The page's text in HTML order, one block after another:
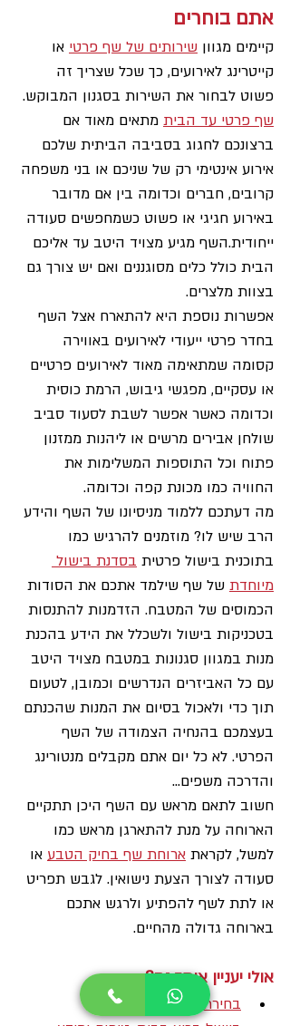
אתם בוחרים
קיימים מגוון שירותים של שף פרטי או
קייטרינג לאירועים, כך שכל שצריך זה
פשוט לבחור את השירות בסגנון המבוקש.
שף פרטי עד הבית מתאים מאוד אם
ברצונכם לחגוג בסביבה הביתית שלכם
אירוע אינטימי רק של שניכם או בני משפחה
קרובים, חברים וכדומה בין אם מדובר
באירוע חגיגי או פשוט כשמחפשים סעודה
ייחודית.השף מגיע מצויד היטב עד אליכם
הבית כולל כלים מסוגננים ואם יש צורך גם
בצוות מלצרים.
אפשרות נוספת היא להתארח אצל השף
בחדר פרטי ייעודי לאירועים באווירה
קסומה שמתאימה מאוד לאירועים פרטיים
או עסקיים, מפגשי גיבוש, הרמת כוסית
וכדומה כאשר אפשר לשבת לסעוד סביב
שולחן אבירים מרשים או ליהנות ממזנון
פתוח וכל התוספות המשלימות את
החוויה כמו מכונת קפה וכדומה.
מה דעתכם ללמוד מניסיונו של השף והידע
הרב שיש לו? מוזמנים להרגיש כמו
בתוכנית בישול פרטית בסדנת בישול
מיוחדת של שף שילמד אתכם את הסודות
הכמוסים של המטבח. הזדמנות להתנסות
בטכניקות בישול ולשכלל את הידע בהכנת
מנות במגוון סגנונות במטבח מצויד היטב
עם כל האביזרים הנדרשים וכמובן, לטעום
תוך כדי ולאכול בסיום את המנות שהכנתם
בעצמכם בהנחיה הצמודה של השף
הפרטי. לא כל יום אתם מקבלים מנטורינג
והדרכה משפים...
חשוב לתאם מראש עם השף היכן תתקיים
הארוחה על מנת להתארגן מראש כמו
למשל, לקראת ארוחת שף בחיק הטבע או
סעודה לצורך הצעת נישואין. לגבש תפריט
או לתת לשף להפתיע ולרגש אתכם
בארוחה גדולה מהחיים.
אולי יעניין אותך גם?
בחירת קייטרינג לאירועים